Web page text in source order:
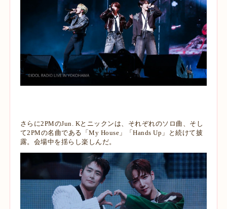
さらに2PMのJun. Kとニックンは、それぞれのソロ曲、そし
て2PMの名曲である「My House」「Hands Up」と続けて披
露。会場中を揺らし楽しんだ。